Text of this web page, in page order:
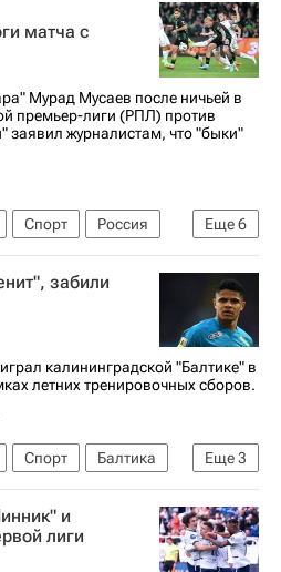
Александр Руденко
России по футболу)
матча с
Мурад Мусаев после ничьей в
премьер-лиги (РПЛ) против
заявил журналистам, что "быки"
Еще6
Спорт
Россия
Зенит
забили
калининградской "Балтике" в
летних тренировочных сборов.
Еще3
Спорт
Балтика
лига
и
лиги